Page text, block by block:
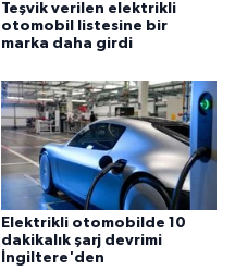
Teşvik verilen elektrikli
otomobil listesine bir
marka daha girdi
Elektrikli otomobilde 10
dakikalık şarj devrimi
İngiltere'den